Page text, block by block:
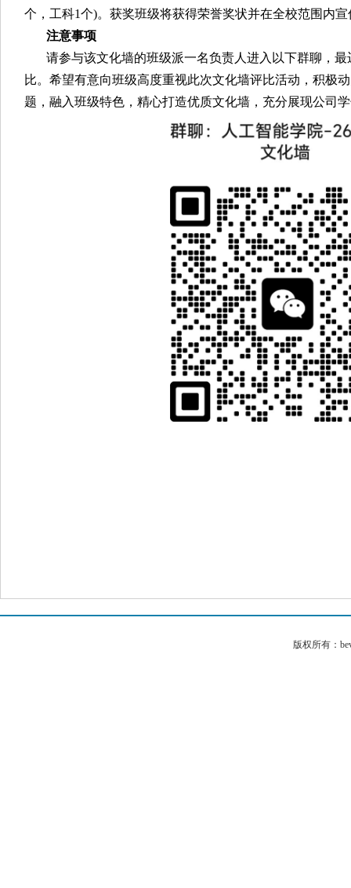
个，工科1个)。获奖班级将获得荣誉奖状并在全校范围内宣
注意事项
请参与该文化墙的班级派一名负责人进入以下群聊，
比。希望有意向班级高度重视此次文化墙评比活动，积极
题，融入班级特色，精心打造优质文化墙，充分展现公司
版权所有：